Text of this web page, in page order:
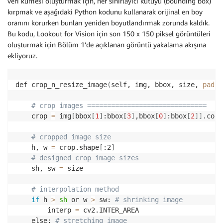
kırpmak ve aşağıdaki Python kodunu kullanarak orijinal en boy
oranını korurken bunları yeniden boyutlandırmak zorunda kaldık.
Bu kodu, Lookout for Vision için son 150 x 150 piksel görüntüleri
oluşturmak için Bölüm 1’de açıklanan görüntü yakalama akışına
ekliyoruz.
def crop_n_resize_image(self, img, bbox, size,
# crop images ==============================
    crop
= img [ bbox [1 ] :bbox [3] ,bbox [0] :bbox [2] ] .copy
# cropped image size
    h, w
= crop.shape [ :2]
# designed crop image sizes
    sh, sw
= size
# interpolation method
if h > sh or w > sw: # shrinking image
        interp
= cv2.INTER_AREA
    else:
# stretching image